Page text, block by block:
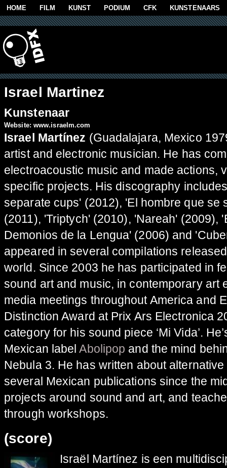
Overslaan en naar de algemene inhoud gaan
HOME FILM KUNST PODIUM CFK KUNSTENAARS
Israel Martinez
Kunstenaar
Website: www.israelm.com
Israel Martínez (Guadalajara, Mexico
artist and electronic musician. He has
electroacoustic music and made actions,
specific projects. His discography
separate cups' (2012), 'El hombre que se
(2011), 'Triptych' (2010), 'Nareah' (2009),
Demonios de la Lengua' (2006) and
appeared in several compilations
world. Since 2003 he has participated in
sound art and music, in contemporary art
media meetings throughout America and
Distinction Award at Prix Ars Electronica
category for his sound piece ‘Mi Vida’.
Mexican labelAbolipop and the mind
Nebula 3. He has written about
several Mexican publications since the
projects around sound and art, and
through workshops.
(score)
Israël Martínez is een